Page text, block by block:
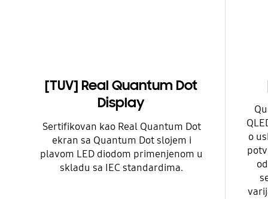
[TUV] Real Quantum Dot
Display
Sertifikovan kao Real Quantum Dot
ekran sa Quantum Dot slojem i
plavom LED diodom primenjenom u
skladu sa IEC standardima.
o